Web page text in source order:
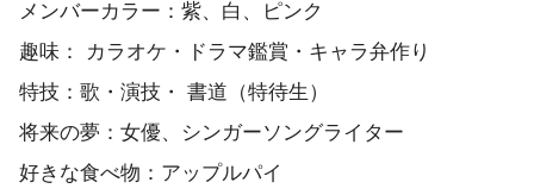
メンバーカラー：紫、白、ピンク
趣味： カラオケ・ドラマ鑑賞・キャラ弁作り
特技：歌・演技・ 書道（特待生）
将来の夢：女優、シンガーソングライター
好きな食べ物：アップルパイ